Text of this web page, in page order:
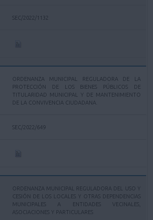
SEC/2022/1132
ORDENANZA MUNICIPAL REGULADORA DE LA
PROTECCIÓN DE LOS BIENES PÚBLICOS DE
TITULARIDAD MUNICIPAL Y DE MANTENIMIENTO
DE LA CONVIVENCIA CIUDADANA.
SEC/2022/649
ORDENANZA MUNICIPAL REGULADORA DEL USO Y
CESIÓN DE LOS LOCALES Y OTRAS DEPENDENCIAS
MUNICIPALES A ENTIDADES VECINALES,
ASOCIACIONES Y PARTICULARES